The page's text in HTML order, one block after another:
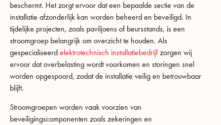
beschermt. Het zorgt ervoor dat een bepaalde sectie van de
installatie afzonderlijk kan worden beheerd en beveiligd. In
tijdelijke projecten, zoals paviljoens of beursstands, is een
stroomgroep belangrijk om overzicht te houden. Als
gespecialiseerd elektrotechnisch installatiebedrijf zorgen wij
ervoor dat overbelasting wordt voorkomen en storingen snel
worden opgespoord, zodat de installatie veilig en betrouwbaar
blijft.
Stroomgroepen worden vaak voorzien van
beveiligingscomponenten zoals zekeringen en